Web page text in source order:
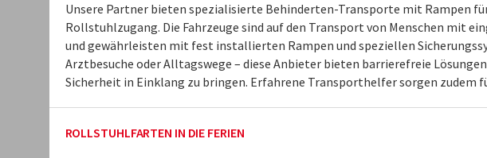
Unsere Partner bieten spezialisierte Behinderten-Transporte mit Rampen
Rollstuhlzugang. Die Fahrzeuge sind auf den Transport von Menschen mit
und gewährleisten mit fest installierten Rampen und speziellen
Arztbesuche oder Alltagswege – diese Anbieter bieten barrierefreie
Sicherheit in Einklang zu bringen. Erfahrene Transporthelfer sorgen zudem
ROLLSTUHLFARTEN IN DIE FERIEN